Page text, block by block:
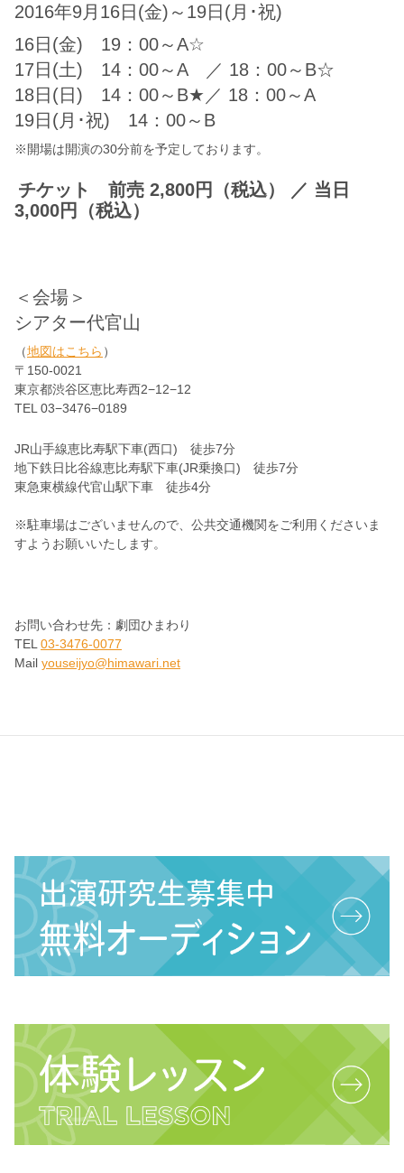
2016年9月16日(金)～19日(月･祝)
16日(金) 19：00～A☆
17日(土) 14：00～A ／ 18：00～B☆
18日(日) 14：00～B★／ 18：00～A
19日(月･祝) 14：00～B
※開場は開演の30分前を予定しております。
チケット 前売 2,800円（税込） ／ 当日
3,000円（税込）
＜会場＞
シアター代官山
（地図はこちら ）
〒150-0021
東京都渋谷区恵比寿西2−12−12
TEL 03−3476−0189
JR山手線恵比寿駅下車(西口) 徒歩7分
地下鉄日比谷線恵比寿駅下車(JR乗換口) 徒歩7分
東急東横線代官山駅下車 徒歩4分
※駐車場はございませんので、公共交通機関をご利用くださいま
すようお願いいたします。
お問い合わせ先：劇団ひまわり
TEL 03-3476-0077
Mail youseijyo@himawari.net